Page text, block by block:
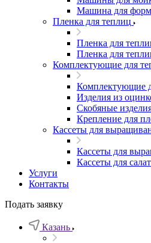
Машина для
Пленка для теплиц
Пленка для
Пленка для
Комплектующие для
Комплектующие
Изделия из
Скобяные
Крепление для
Кассеты для
Кассеты для
Кассеты для
Услуги
Контакты
Подать заявку
Казань